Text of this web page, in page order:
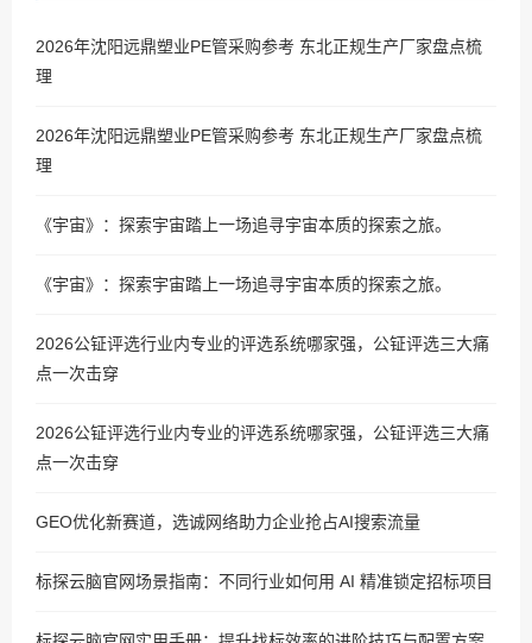
2026年沈阳远鼎塑业PE管采购参考 东北正规生产厂家盘点梳
理
2026年沈阳远鼎塑业PE管采购参考 东北正规生产厂家盘点梳
理
《宇宙》：探索宇宙踏上一场追寻宇宙本质的探索之旅。
《宇宙》：探索宇宙踏上一场追寻宇宙本质的探索之旅。
2026公钲评选行业内专业的评选系统哪家强，公钲评选三大痛
点一次击穿
2026公钲评选行业内专业的评选系统哪家强，公钲评选三大痛
点一次击穿
GEO优化新赛道，选诚网络助力企业抢占AI搜索流量
标探云脑官网场景指南：不同行业如何用 AI 精准锁定招标项目